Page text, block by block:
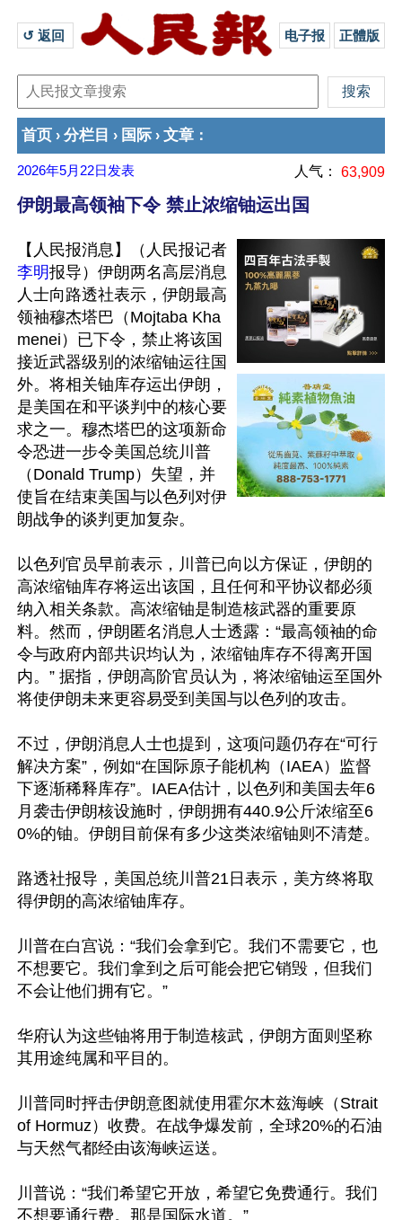
↺ 返回 电子报 正體版
首页 › 分栏目 › 国际 › 文章 ：
2026年5月22日 发表 人气： 63,909
伊朗最高领袖下令 禁止浓缩铀运出国
【人民报消息】（人民报记者
李明报导）伊朗两名高层消息
人士向路透社表示，伊朗最高
领袖穆杰塔巴（Mojtaba Kha
menei）已下令，禁止将该国
接近武器级别的浓缩铀运往国
外。将相关铀库存运出伊朗，
是美国在和平谈判中的核心要
求之一。穆杰塔巴的这项新命
令恐进一步令美国总统川普
（Donald Trump）失望，并
使旨在结束美国与以色列对伊
朗战争的谈判更加复杂。
以色列官员早前表示，川普已向以方保证，伊朗的
高浓缩铀库存将运出该国，且任何和平协议都必须
纳入相关条款。高浓缩铀是制造核武器的重要原
料。然而，伊朗匿名消息人士透露：“最高领袖的命
令与政府内部共识均认为，浓缩铀库存不得离开国
内。” 据指，伊朗高阶官员认为，将浓缩铀运至国外
将使伊朗未来更容易受到美国与以色列的攻击。
不过，伊朗消息人士也提到，这项问题仍存在“可行
解决方案”，例如“在国际原子能机构（IAEA）监督
下逐渐稀释库存”。IAEA估计，以色列和美国去年6
月袭击伊朗核设施时，伊朗拥有440.9公斤浓缩至6
0%的铀。伊朗目前保有多少这类浓缩铀则不清楚。
路透社报导，美国总统川普21日表示，美方终将取
得伊朗的高浓缩铀库存。
川普在白宫说：“我们会拿到它。我们不需要它，也
不想要它。我们拿到之后可能会把它销毁，但我们
不会让他们拥有它。”
华府认为这些铀将用于制造核武，伊朗方面则坚称
其用途纯属和平目的。
川普同时抨击伊朗意图就使用霍尔木兹海峡（Strait
of Hormuz）收费。在战争爆发前，全球20%的石油
与天然气都经由该海峡运送。
川普说：“我们希望它开放，希望它免费通行。我们
不想要通行费。那是国际水道。”